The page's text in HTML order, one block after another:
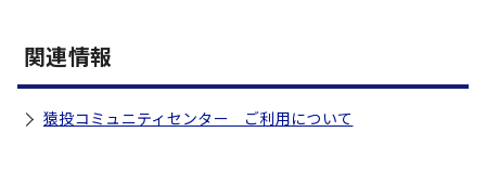
関連情報
猿投コミュニティセンター ご利用について